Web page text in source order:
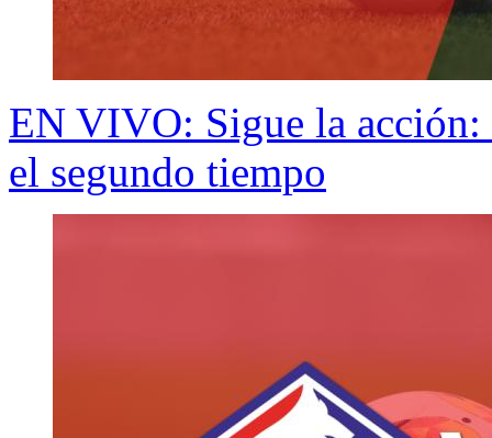
EN VIVO: Sigue la
el segundo tiempo